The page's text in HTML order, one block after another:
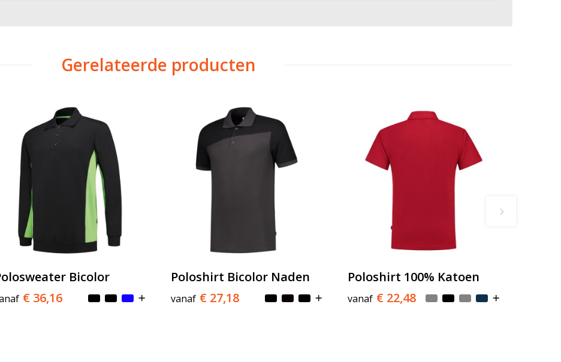
Gerelateerde producten
Bicolor
€ 36,16
Poloshirt Bicolor Naden
vanaf € 27,18
Poloshirt 100% Katoen
vanaf € 22,48